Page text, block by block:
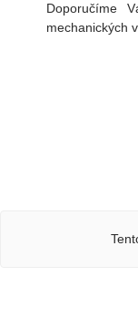
Doporučíme
mechanických